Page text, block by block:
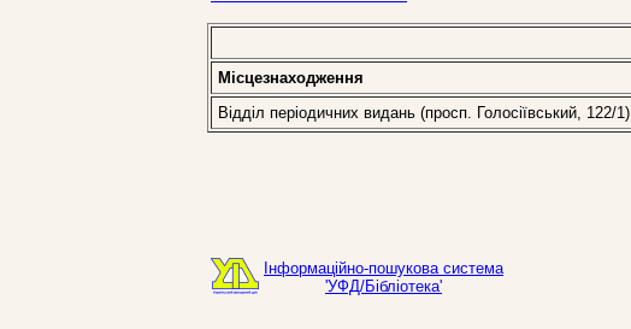
Місцезнаходження
Відділ періодичних видань (просп. Голосіївський, 122/1)
Інформаційно-пошукова система
'УФД/Бібліотека'